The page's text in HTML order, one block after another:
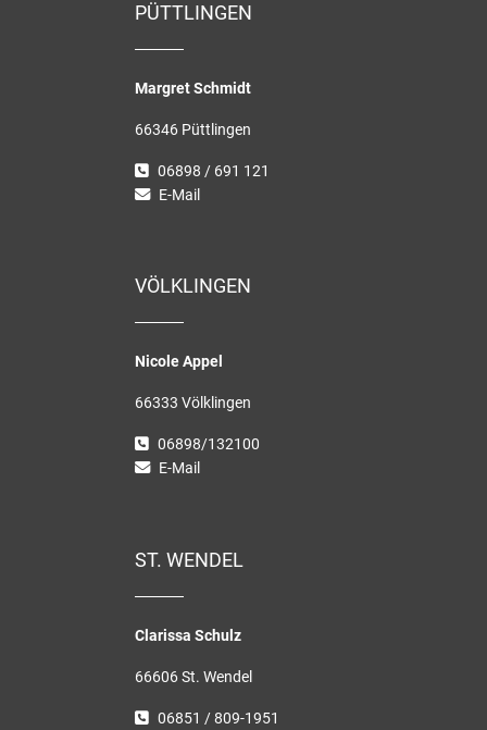
PÜTTLINGEN
Margret Schmidt
66346 Püttlingen
06898 / 691 121
E-Mail
VÖLKLINGEN
Nicole Appel
66333 Völklingen
06898/132100
E-Mail
ST. WENDEL
Clarissa Schulz
66606 St. Wendel
06851 / 809-1951